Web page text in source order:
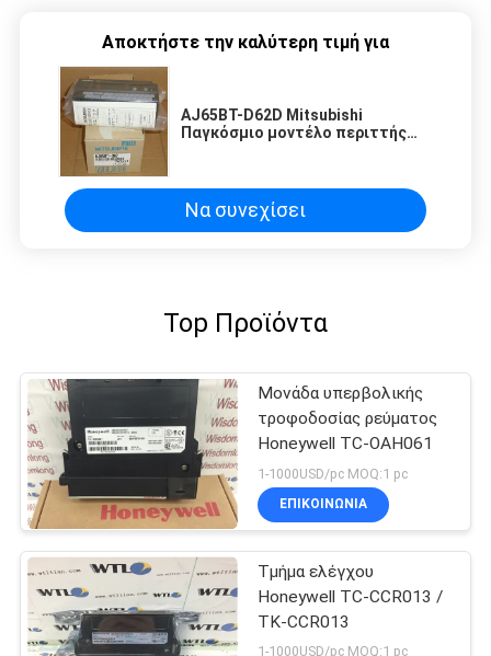
Αποκτήστε την καλύτερη τιμή για
AJ65BT-D62D Mitsubishi
Παγκόσμιο μοντέλο περιττής
Να συνεχίσει
Top Προϊόντα
Μονάδα υπερβολικής
τροφοδοσίας ρεύματος
Honeywell TC-OAH061
1-1000USD/pc MOQ:1 pc
ΕΠΙΚΟΙΝΩΝΊΑ
Τμήμα ελέγχου
Honeywell TC-CCR013 /
TK-CCR013
1-1000USD/pc MOQ:1 pc